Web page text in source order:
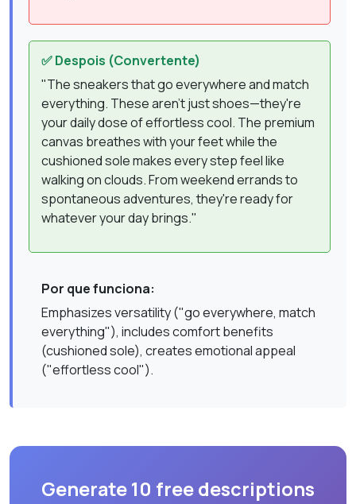
✅ Despois (Convertente)
"The sneakers that go everywhere and match
everything. These aren't just shoes—they're
your daily dose of effortless cool. The premium
canvas breathes with your feet while the
cushioned sole makes every step feel like
walking on clouds. From weekend errands to
spontaneous adventures, they're ready for
whatever your day brings."
Por que funciona:
Emphasizes versatility ("go everywhere, match
everything"), includes comfort benefits
(cushioned sole), creates emotional appeal
("effortless cool").
Generate 10 free descriptions